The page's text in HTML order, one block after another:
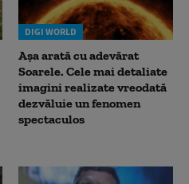
DIGI WORLD
Așa arată cu adevărat
Soarele. Cele mai detaliate
imagini realizate vreodată
dezvăluie un fenomen
spectaculos